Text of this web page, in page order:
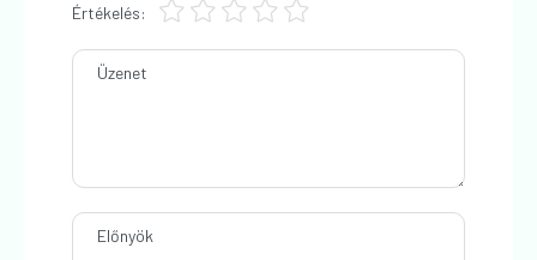
Értékelés:
Üzenet
Előnyök